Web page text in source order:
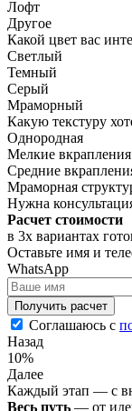
Лофт
Другое
Какой цвет вас
Светлый
Темный
Серый
Мраморный
Какую текстуру
Однородная
Мелкие вкрапления
Средние
Мраморная
Нужна
Расчет стоимости
в 3х вариантах
Оставьте имя и
WhatsApp
Получить расчет
Соглашаюсь с
Назад
10%
Далее
Каждый этап — с
Весь путь — от